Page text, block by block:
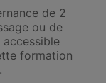
de 2
ou de
formation
.